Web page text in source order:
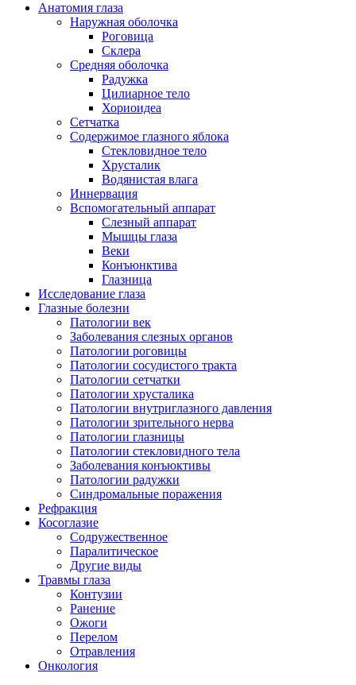
Анатомия глаза
Наружная оболочка
Роговица
Склера
Средняя оболочка
Радужка
Цилиарное тело
Хориоидеа
Сетчатка
Содержимое глазного яблока
Стекловидное тело
Хрусталик
Водянистая влага
Иннервация
Вспомогательный аппарат
Слезный аппарат
Мышцы глаза
Веки
Конъюнктива
Глазница
Исследование глаза
Глазные болезни
Патологии век
Заболевания слезных органов
Патологии роговицы
Патологии сосудистого тракта
Патологии сетчатки
Патологии хрусталика
Патологии внутриглазного давления
Патологии зрительного нерва
Патологии глазницы
Патологии стекловидного тела
Заболевания конъюктивы
Патологии радужки
Синдромальные поражения
Рефракция
Косоглазие
Содружественное
Паралитическое
Другие виды
Травмы глаза
Контузии
Ранениe
Ожоги
Перелом
Отравления
Онкология